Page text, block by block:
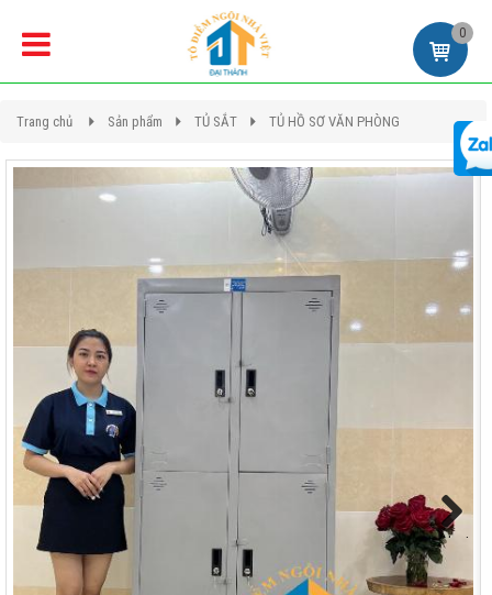
0
Trang chủ Sản phẩm TỦ SẮT TỦ HỒ SƠ VĂN PHÒNG
Next